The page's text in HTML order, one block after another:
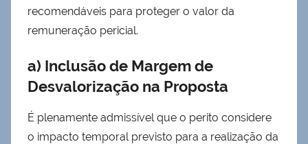
recomendáveis para proteger o valor da
remuneração pericial.
a) Inclusão de Margem de
Desvalorização na Proposta
É plenamente admissível que o perito considere
o impacto temporal previsto para a realização da